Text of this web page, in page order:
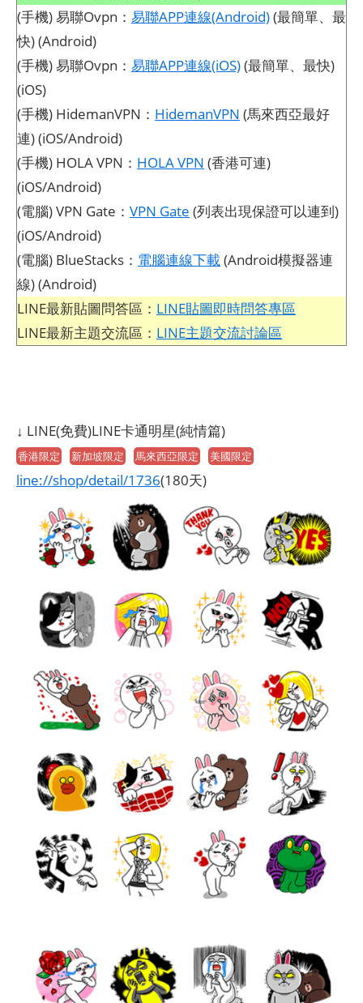
(手機) 易聯Ovpn： 易聯APP連線(Android)(最簡單、最
快) (Android)
(手機) 易聯Ovpn： 易聯APP連線(iOS)(最簡單、最快)
(iOS)
(手機) HidemanVPN： HidemanVPN (馬來西亞最好
連) (iOS/Android)
(手機) HOLA VPN： HOLA VPN (香港可連)
(iOS/Android)
(電腦) VPN Gate： VPN Gate (列表出現保證可以連到)
(iOS/Android)
(電腦) BlueStacks： 電腦連線下載(Android模擬器連
線) (Android)
LINE最新貼圖問答區： LINE貼圖即時問答專區
LINE最新主題交流區： LINE主題交流討論區
↓ LINE(免費)LINE卡通明星(純情篇)
香港限定 新加坡限定 馬來西亞限定 美國限定
line://shop/detail/1736(180天)